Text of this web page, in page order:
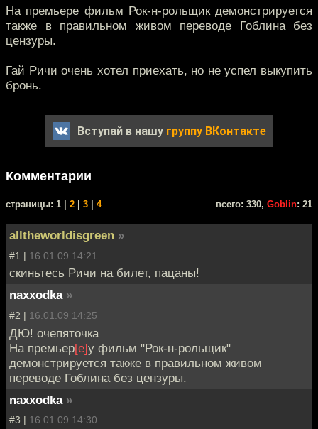
На премьере фильм Рок-н-рольщик демонстрируется
также в правильном живом переводе Гоблина без
цензуры.
Гай Ричи очень хотел приехать, но не успел выкупить
бронь.
Вступай в нашу группу ВКонтакте
Комментарии
cтраницы: 1 | 2 3 4 всего: 330, Goblin: 21
alltheworldisgreen »
#1 | 16.01.09 14:21
скиньтесь Ричи на билет, пацаны!
naxxodka »
#2 | 16.01.09 14:25
ДЮ! очепяточка
На премьер[е]у фильм "Рок-н-рольщик"
демонстрируется также в правильном живом
переводе Гоблина без цензуры.
naxxodka »
#3 | 16.01.09 14:30